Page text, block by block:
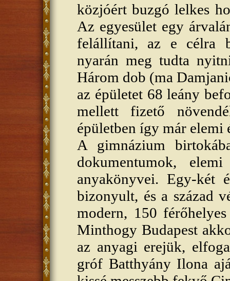
közjóért buzgó lelkes
Az egyesület egy
felállítani, az e célra
nyarán meg tudta
Három dob (ma
az épületet 68 leány
mellett fizető
épületben így már elemi
A gimnázium
dokumentumok,
anyakönyvei. Egy-két
bizonyult, és a század
modern, 150
Minthogy Budapest
az anyagi erejük,
gróf Batthyány Ilona